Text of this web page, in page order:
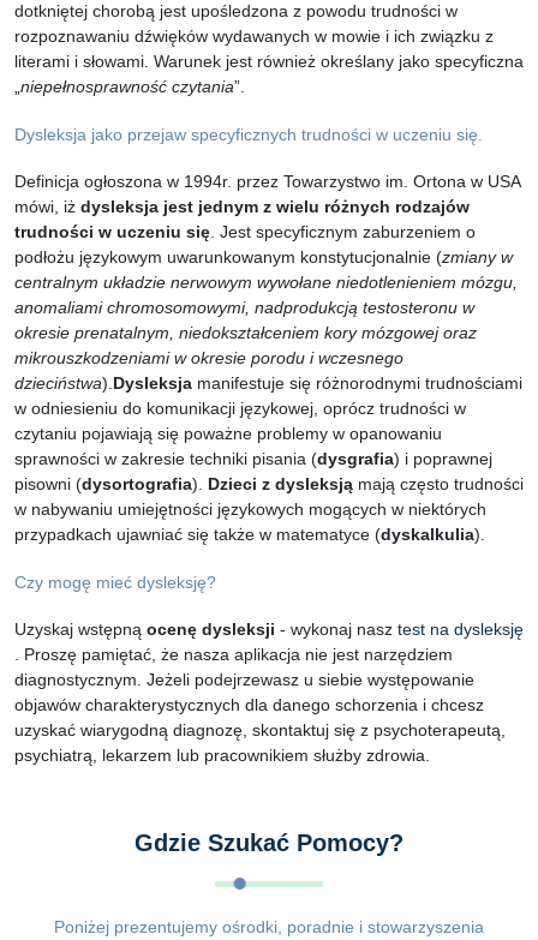
dotkniętej chorobą jest upośledzona z powodu trudności w
rozpoznawaniu dźwięków wydawanych w mowie i ich związku z
literami i słowami. Warunek jest również określany jako specyficzna
„niepełnosprawność czytania”.
Dysleksja jako przejaw specyficznych trudności w uczeniu się.
Definicja ogłoszona w 1994r. przez Towarzystwo im. Ortona w USA
mówi, iż dysleksja jest jednym z wielu różnych rodzajów
trudności w uczeniu się. Jest specyficznym zaburzeniem o
podłożu językowym uwarunkowanym konstytucjonalnie (zmiany w
centralnym układzie nerwowym wywołane niedotlenieniem mózgu,
anomaliami chromosomowymi, nadprodukcją testosteronu w
okresie prenatalnym, niedokształceniem kory mózgowej oraz
mikrouszkodzeniami w okresie porodu i wczesnego
dzieciństwa).Dysleksja manifestuje się różnorodnymi trudnościami
w odniesieniu do komunikacji językowej, oprócz trudności w
czytaniu pojawiają się poważne problemy w opanowaniu
sprawności w zakresie techniki pisania (dysgrafia) i poprawnej
pisowni (dysortografia). Dzieci z dysleksją mają często trudności
w nabywaniu umiejętności językowych mogących w niektórych
przypadkach ujawniać się także w matematyce (dyskalkulia).
Czy mogę mieć dysleksję?
Uzyskaj wstępną ocenę dysleksji - wykonaj nasz test na dysleksję
. Proszę pamiętać, że nasza aplikacja nie jest narzędziem
diagnostycznym. Jeżeli podejrzewasz u siebie występowanie
objawów charakterystycznych dla danego schorzenia i chcesz
uzyskać wiarygodną diagnozę, skontaktuj się z psychoterapeutą,
psychiatrą, lekarzem lub pracownikiem służby zdrowia.
Gdzie Szukać Pomocy?
Poniżej prezentujemy ośrodki, poradnie i stowarzyszenia